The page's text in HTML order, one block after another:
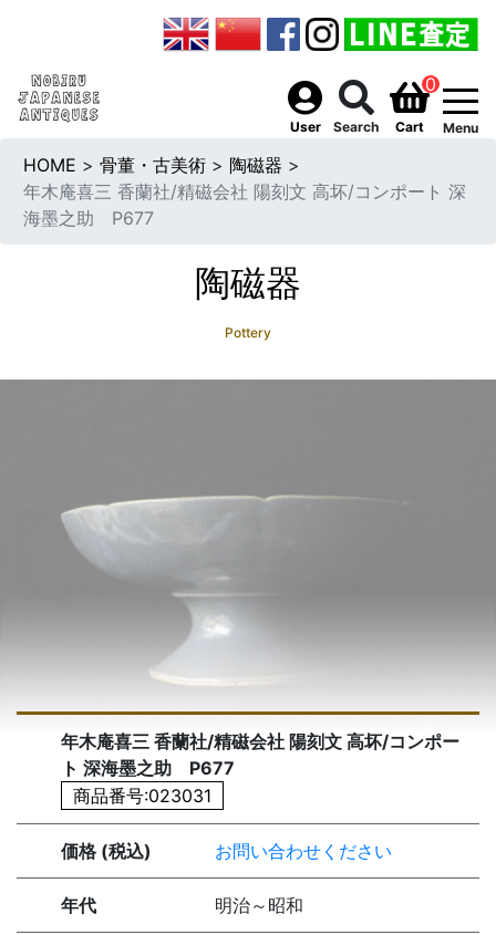
User Search
0
Cart Menu
HOME > 骨董・古美術 > 陶磁器 >
年木庵喜三 香蘭社/精磁会社 陽刻文 高坏/コンポート 深
海墨之助 P677
陶磁器
Pottery
年木庵喜三 香蘭社/精磁会社 陽刻文 高坏/コンポー
ト 深海墨之助 P677
商品番号:023031
価格 (税込) お問い合わせください
年代 明治～昭和